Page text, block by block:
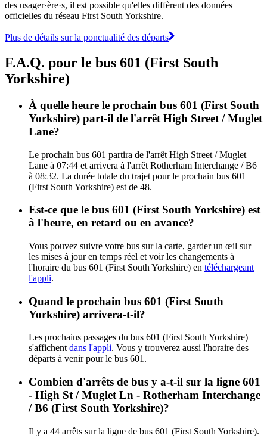
des usager·ère·s, il est possible qu'elles diffèrent des données
officielles du réseau First South Yorkshire.
Plus de détails sur la ponctualité des départs
F.A.Q. pour le bus 601 (First South
Yorkshire)
À quelle heure le prochain bus 601 (First South
Yorkshire) part-il de l'arrêt High Street / Muglet
Lane?
Le prochain bus 601 partira de l'arrêt High Street / Muglet
Lane à 07:44 et arrivera à l'arrêt Rotherham Interchange / B6
à 08:32. La durée totale du trajet pour le prochain bus 601
(First South Yorkshire) est de 48.
Est-ce que le bus 601 (First South Yorkshire) est
à l'heure, en retard ou en avance?
Vous pouvez suivre votre bus sur la carte, garder un œil sur
les mises à jour en temps réel et voir les changements à
l'horaire du bus 601 (First South Yorkshire) en téléchargeant
l'appli.
Quand le prochain bus 601 (First South
Yorkshire) arrivera-t-il?
Les prochains passages du bus 601 (First South Yorkshire)
s'affichent dans l'appli. Vous y trouverez aussi l'horaire des
départs à venir pour le bus 601.
Combien d'arrêts de bus y a-t-il sur la ligne 601
- High St / Muglet Ln - Rotherham Interchange
/ B6 (First South Yorkshire)?
Il y a 44 arrêts sur la ligne de bus 601 (First South Yorkshire).